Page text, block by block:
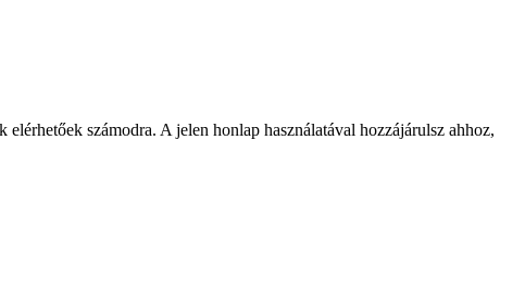
számodra. A jelen honlap használatával hozzájárulsz ahhoz,